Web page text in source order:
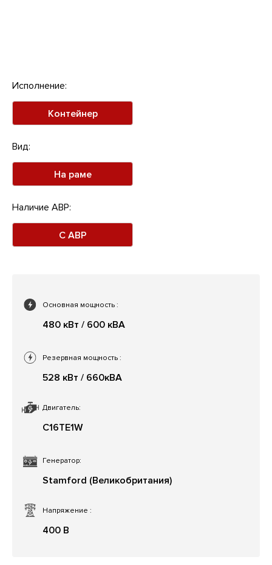
Исполнение:
Контейнер
Вид:
На раме
Наличие АВР:
С АВР
Основная мощность :
480 кВт / 600 кВА
Двигатель:
C16TE1W
Напряжение :
400 В
Резервная мощность :
528 кВт / 660кВА
Генератор:
Stamford (Великобритания)